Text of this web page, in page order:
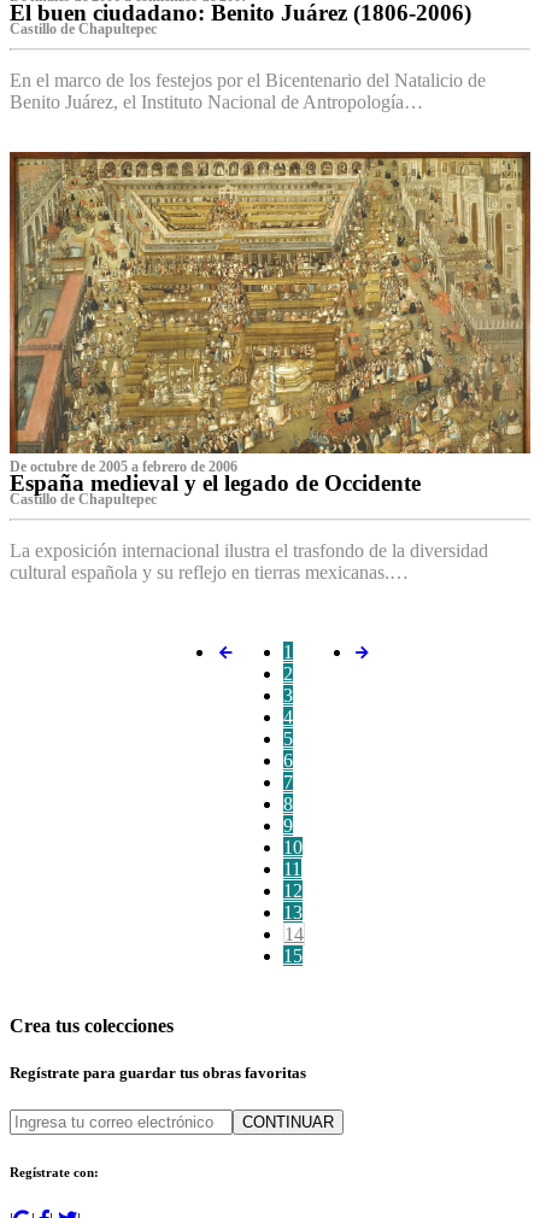
El buen ciudadano: Benito Juárez (1806-2006)
Castillo de Chapultepec
En el marco de los festejos por el Bicentenario del Natalicio de
Benito Juárez, el Instituto Nacional de Antropología…
De octubre de 2005 a febrero de 2006
España medieval y el legado de Occidente
Castillo de Chapultepec
La exposición internacional ilustra el trasfondo de la diversidad
cultural española y su reflejo en tierras mexicanas.…
1
2
3
4
5
6
7
8
9
10
11
12
13
14
15
Crea tus colecciones
Regístrate para guardar tus obras favoritas
CONTINUAR
Regístrate con: